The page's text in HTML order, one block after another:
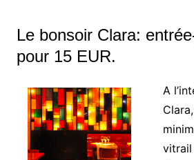
Le bonsoir Clara:
pour 15 EUR.
A
vitrail